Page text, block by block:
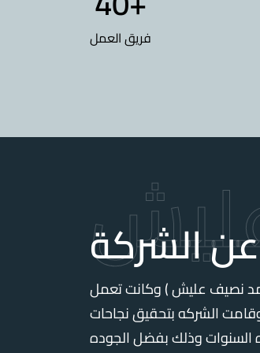
فريق العمل
عن الشركة
يد الحاج ( احمد نصيف عليش ) وكانت تعمل
الشركه بتحقيق نجاحات
السنوات وذلك بفضل الجوده